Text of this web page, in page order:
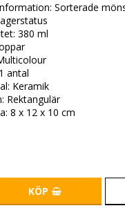
Sorterade
380 ml
antal
Keramik
Rektangulär
8 x 12 x 10 cm
KÖP